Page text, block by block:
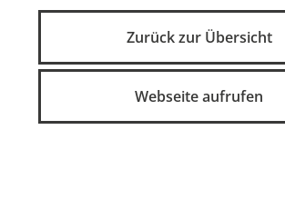
Zurück zur Übersicht
Webseite aufrufen